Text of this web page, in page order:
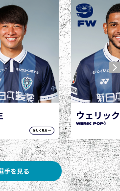
詳しく見る →
ウェリッ
WERIK POPÓ
9
FW
手を見る